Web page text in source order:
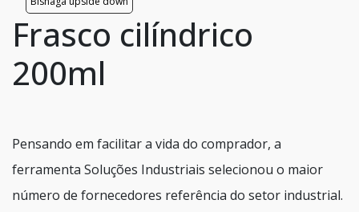
Frasco cilíndrico
200ml
Pensando em facilitar a vida do comprador, a
ferramenta Soluções Industriais selecionou o maior
número de fornecedores referência do setor industrial.